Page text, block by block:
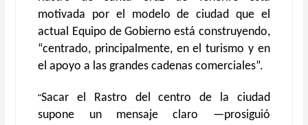
motivada por el modelo de ciudad que el
actual Equipo de Gobierno está construyendo,
“centrado, principalmente, en el turismo y en
el apoyo a las grandes cadenas comerciales”.
“Sacar el Rastro del centro de la ciudad
supone un mensaje claro —prosiguió